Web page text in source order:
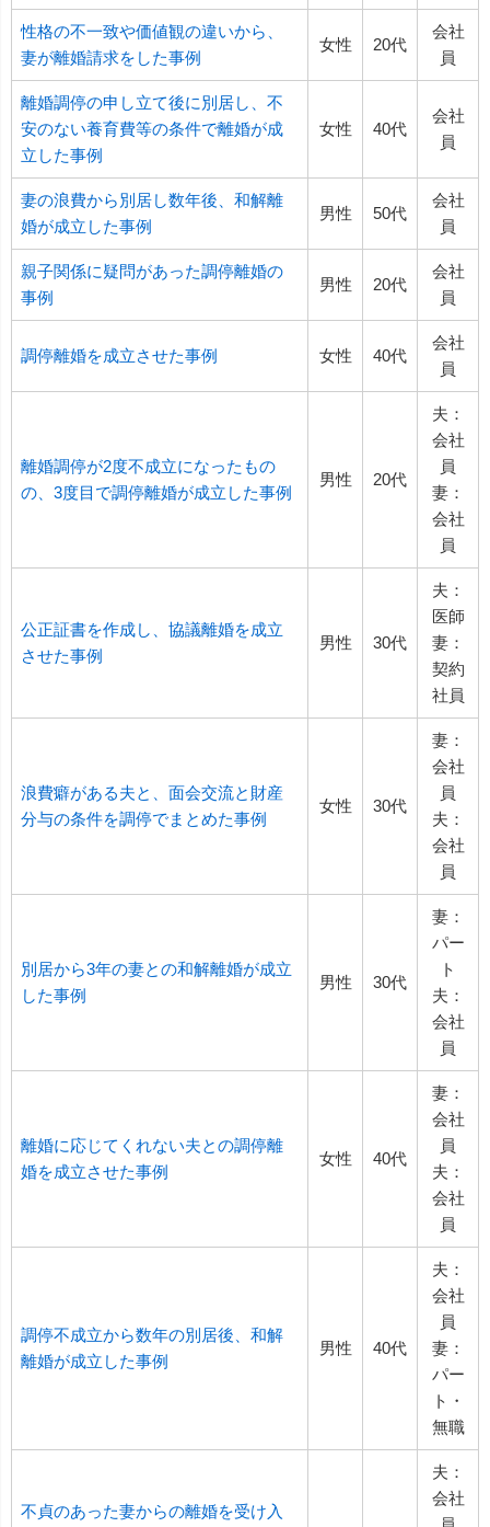
性格の不一致や価値観の違いから、
妻が離婚請求をした事例
女性 20代
会社
員
離婚調停の申し立て後に別居し、不
安のない養育費等の条件で離婚が成
立した事例
女性 40代
会社
員
妻の浪費から別居し数年後、和解離
婚が成立した事例
男性 50代
会社
員
親子関係に疑問があった調停離婚の
事例
男性 20代
会社
員
調停離婚を成立させた事例 女性 40代
会社
員
離婚調停が2度不成立になったもの
の、3度目で調停離婚が成立した事例
男性 20代
夫：
会社
員
妻：
会社
員
公正証書を作成し、協議離婚を成立
させた事例
男性 30代
夫：
医師
妻：
契約
社員
浪費癖がある夫と、面会交流と財産
分与の条件を調停でまとめた事例
女性 30代
妻：
会社
員
夫：
会社
員
別居から3年の妻との和解離婚が成立
した事例
男性 30代
妻：
パー
ト
夫：
会社
員
離婚に応じてくれない夫との調停離
婚を成立させた事例
女性 40代
妻：
会社
員
夫：
会社
員
調停不成立から数年の別居後、和解
離婚が成立した事例
男性 40代
夫：
会社
員
妻：
パー
ト・
無職
不貞のあった妻からの離婚を受け入
夫：
会社